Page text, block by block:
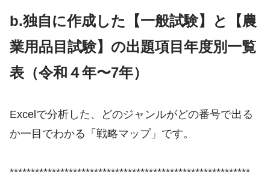
b.独自に作成した【一般試験】と【農
業用品目試験】の出題項目年度別一覧
表（令和４年〜7年）
Excelで分析した、どのジャンルがどの番号で出る
か一目でわかる「戦略マップ」です。
*********************************************************